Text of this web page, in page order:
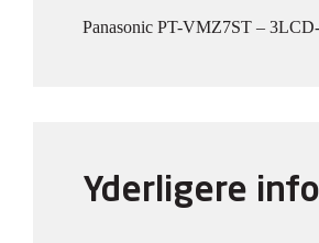
Panasonic PT-VMZ7ST –
Yderligere